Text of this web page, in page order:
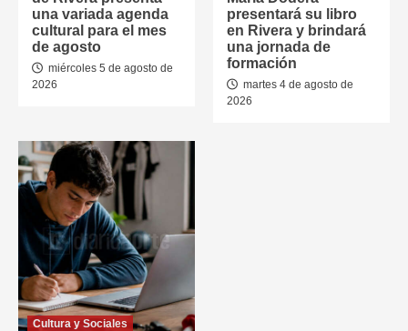
una variada agenda
cultural para el mes
de agosto
miércoles 5 de agosto de
2026
presentará su libro
en Rivera y brindará
una jornada de
formación
martes 4 de agosto de
2026
Cultura y Sociales